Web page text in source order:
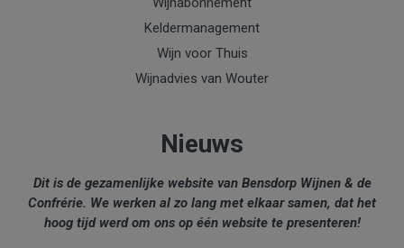
Keldermanagement
Wijn voor Thuis
Wijnadvies van Wouter
Nieuws
Dit is de gezamenlijke website van Bensdorp Wijnen & de
Confrérie. We werken al zo lang met elkaar samen, dat het
hoog tijd werd om ons op één website te presenteren!